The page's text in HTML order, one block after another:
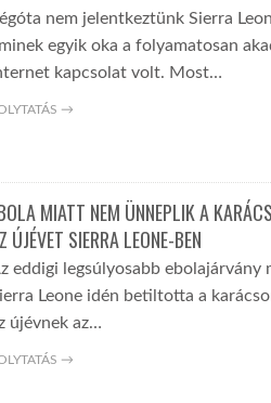
nem jelentkeztünk Sierra
egyik oka a folyamatosan
kapcsolat volt. Most…
→
MIATT NEM ÜNNEPLIK A
ÚJÉVET SIERRA LEONE-BEN
eddigi legsúlyosabb ebolajárvány
Leone idén betiltotta a
újévnek az…
→